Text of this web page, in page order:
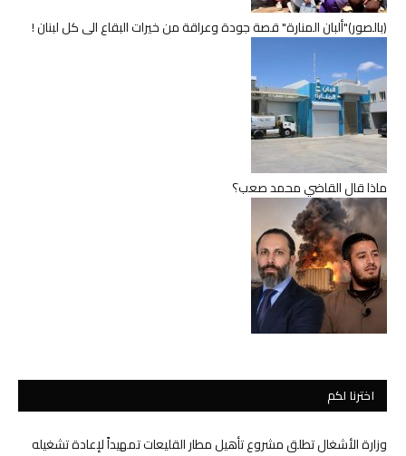
(بالصور)"ألبان المنارة" قصة جودة وعراقة من خيرات البقاع الى كل لبنان !
ماذا قال القاضي محمد صعب؟
اخترنا لكم
وزارة الأشغال تطلق مشروع تأهيل مطار القليعات تمهيداً لإعادة تشغيله